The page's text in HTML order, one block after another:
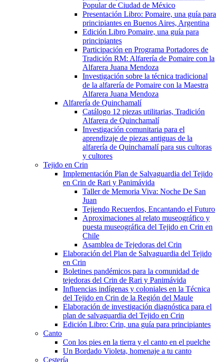
Popular de Ciudad de México
Presentación Libro: Pomaire, una guía para
principiantes en Buenos Aires, Argentina
Edición Libro Pomaire, una guía para
principiantes
Participación en Programa Portadores de
Tradición RM: Alfarería de Pomaire con la
Alfarera Juana Mendoza
Investigación sobre la técnica tradicional
de la alfarería de Pomaire con la Maestra
Alfarera Juana Mendoza
Alfarería de Quinchamalí
Catálogo 12 piezas utilitarias, Tradición
Alfarera de Quinchamalí
Investigación comunitaria para el
aprendizaje de piezas antiguas de la
alfarería de Quinchamalí para sus cultoras
y cultores
Tejido en Crin
Implementación Plan de Salvaguardia del Tejido
en Crin de Rari y Panimávida
Taller de Memoria Viva: Noche De San
Juan
Tejiendo Recuerdos, Encantando el Futuro
Aproximaciones al relato museográfico y
puesta museográfica del Tejido en Crin en
Chile
Asamblea de Tejedoras del Crin
Elaboración del Plan de Salvaguardia del Tejido
en Crin
Boletines pandémicos para la comunidad de
tejedoras del Crin de Rari y Panimávida
Influencias indígenas y coloniales en la Técnica
del Tejido en Crin de la Región del Maule
Elaboración de investigación diagnóstica para el
plan de salvaguardia del Tejido en Crin
Edición Libro: Crin, una guía para principiantes
Canto
Con los pies en la tierra y el canto en el puelche
Un Bordado Violeta, homenaje a tu canto
Cestería